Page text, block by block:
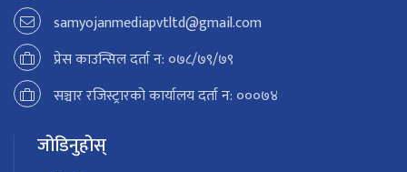
samyojanmediapvtltd@gmail.com
प्रेस काउन्सिल दर्ता न: ०७८/७९/७९
सञ्चार रजिस्ट्रारको कार्यालय दर्ता न: ०००७४
जोडिनुहोस्